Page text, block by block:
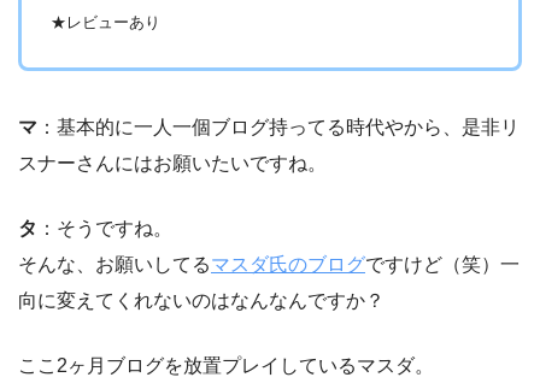
★レビューあり
マ ：基本的に一人一個ブログ持ってる時代やから、是非リ
スナーさんにはお願いたいですね。
タ ：そうですね。
そんな、お願いしてるマスダ氏のブログですけど（笑）一
向に変えてくれないのはなんなんですか？
ここ2ヶ月ブログを放置プレイしているマスダ。